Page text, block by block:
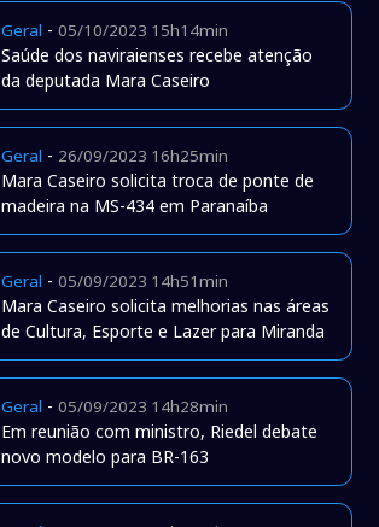
Geral -05/10/2023 15h14min
Saúde dos naviraienses recebe atenção
da deputada Mara Caseiro
Geral - 26/09/2023 16h25min
Mara Caseiro solicita troca de ponte de
madeira na MS-434 em Paranaíba
Geral -05/09/2023 14h51min
Mara Caseiro solicita melhorias nas áreas
de Cultura, Esporte e Lazer para Miranda
Geral -05/09/2023 14h28min
Em reunião com ministro, Riedel debate
novo modelo para BR-163